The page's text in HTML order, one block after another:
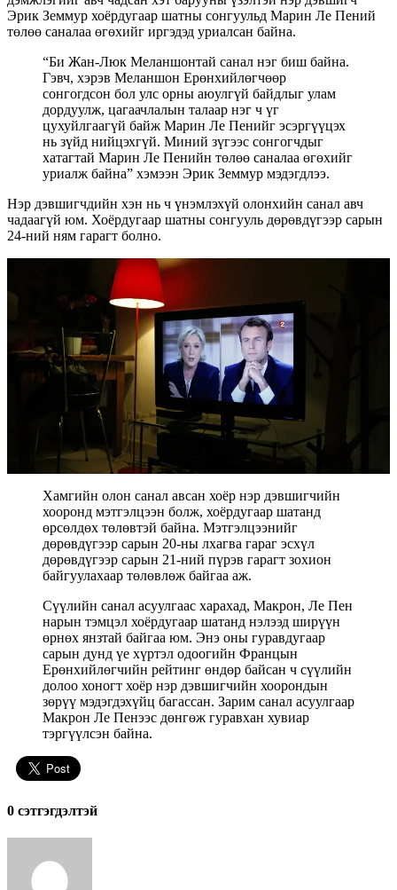
Эрик Земмур хоёрдугаар шатны сонгуульд Марин Ле Пений
төлөө саналаа өгөхийг иргэдэд уриалсан байна.
“Би Жан-Люк Меланшонтай санал нэг биш байна.
Гэвч, хэрэв Меланшон Ерөнхийлөгчөөр
сонгогдсон бол улс орны аюулгүй байдлыг улам
дордуулж, цагаачлалын талаар нэг ч үг
цухуйлгаагүй байж Марин Ле Пенийг эсэргүүцэх
нь зүйд нийцэхгүй. Миний зүгээс сонгогчдыг
хатагтай Марин Ле Пенийн төлөө саналаа өгөхийг
уриалж байна” хэмээн Эрик Земмур мэдэгдлээ.
Нэр дэвшигчдийн хэн нь ч үнэмлэхүй олонхийн санал авч
чадаагүй юм. Хоёрдугаар шатны сонгууль дөрөвдүгээр сарын
24-ний ням гарагт болно.
Хамгийн олон санал авсан хоёр нэр дэвшигчийн
хооронд мэтгэлцээн болж, хоёрдугаар шатанд
өрсөлдөх төлөвтэй байна. Мэтгэлцээнийг
дөрөвдүгээр сарын 20-ны лхагва гараг ​​эсхүл
дөрөвдүгээр сарын 21-ний пүрэв гарагт зохион
байгуулахаар төлөвлөж байгаа аж.
Сүүлийн санал асуулгаас харахад, Макрон, Ле Пен
нарын тэмцэл хоёрдугаар шатанд нэлээд ширүүн
өрнөх янзтай байгаа юм. Энэ оны гуравдугаар
сарын дунд үе хүртэл одоогийн Францын
Ерөнхийлөгчийн рейтинг өндөр байсан ч сүүлийн
долоо хоногт хоёр нэр дэвшигчийн хоорондын
зөрүү мэдэгдэхүйц багассан. Зарим санал асуулгаар
Макрон Ле Пенээс дөнгөж гуравхан хувиар
тэргүүлсэн байна.
0 cэтгэгдэлтэй